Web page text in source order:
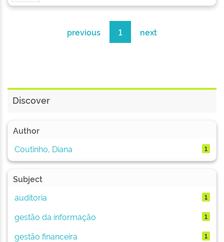
previous 1 next
Discover
Author
Coutinho, Diana
1
Subject
auditoria
1
gestão da informação 1
gestão financeira 1